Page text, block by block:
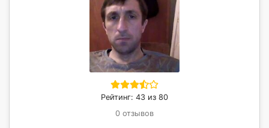
Рейтинг: 43 из 80
0 отзывов